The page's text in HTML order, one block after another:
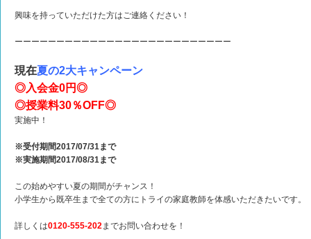
興味を持っていただけた方はご連絡ください！
ーーーーーーーーーーーーーーーーーーーーーーーーーー
現在夏の2大キャンペーン
◎入会金0円◎
◎授業料30％OFF◎
実施中！
※受付期間2017/07/31まで
※実施期間2017/08/31まで
この始めやすい夏の期間がチャンス！
小学生から既卒生まで全ての方にトライの家庭教師を体感いただきたいです。
詳しくは0120-555-202までお問い合わせを！